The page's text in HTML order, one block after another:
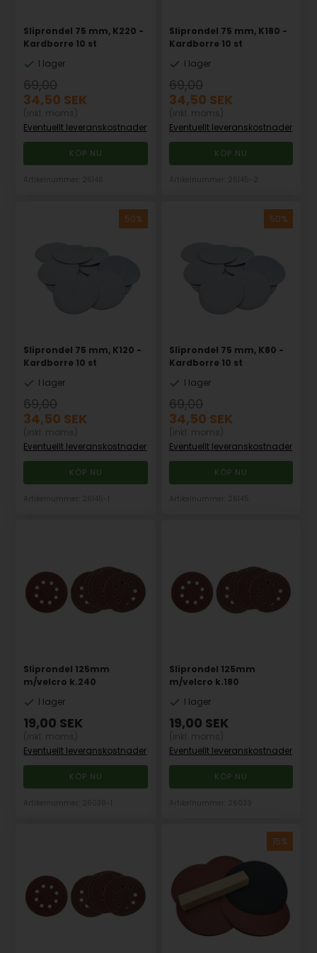
Sliprondel 75 mm, K220 -
Kardborre 10 st
I lager
69,00
34,50 SEK
Eventuellt leveranskostnader
Sliprondel 75 mm, K180 -
Kardborre 10 st
I lager
69,00
34,50 SEK
Eventuellt leveranskostnader
Sliprondel 75 mm, K120 -
Kardborre 10 st
I lager
69,00
34,50 SEK
Eventuellt leveranskostnader
Sliprondel 75 mm, K80 -
Kardborre 10 st
I lager
69,00
34,50 SEK
Eventuellt leveranskostnader
Sliprondel 125mm
m/velcro k.240
I lager
19,00 SEK
Eventuellt leveranskostnader
Sliprondel 125mm
m/velcro k.180
I lager
19,00 SEK
Eventuellt leveranskostnader